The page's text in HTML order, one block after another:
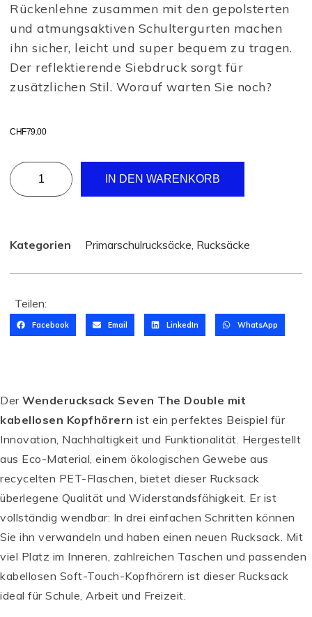
Rückenlehne zusammen mit den gepolsterten
und atmungsaktiven Schultergurten machen
ihn sicher, leicht und super bequem zu tragen.
Der reflektierende Siebdruck sorgt für
zusätzlichen Stil. Worauf warten Sie noch?
CHF79.00
IN DEN WARENKORB
Kategorien Primarschulrucksäcke, Rucksäcke
Teilen:
Facebook Email LinkedIn WhatsApp
Der Wenderucksack Seven The Double mit
kabellosen Kopfhörern ist ein perfektes Beispiel für
Innovation, Nachhaltigkeit und Funktionalität. Hergestellt
aus Eco-Material, einem ökologischen Gewebe aus
recycelten PET-Flaschen, bietet dieser Rucksack
überlegene Qualität und Widerstandsfähigkeit. Er ist
vollständig wendbar: In drei einfachen Schritten können
Sie ihn verwandeln und haben einen neuen Rucksack. Mit
viel Platz im Inneren, zahlreichen Taschen und passenden
kabellosen Soft-Touch-Kopfhörern ist dieser Rucksack
ideal für Schule, Arbeit und Freizeit.